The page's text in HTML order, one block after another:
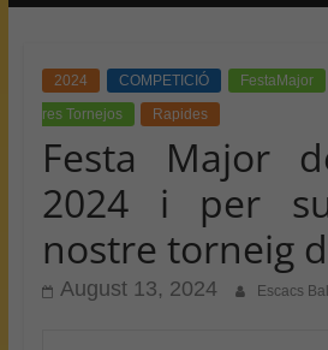
2024 COMPETICIÓ FestaMajor
res Tornejos
Rapides
Festa Major
2024 i per
nostre torneig
August 13, 2024 Escacs